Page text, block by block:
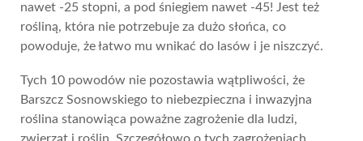
nawet -25 stopni, a pod śniegiem nawet -45! Jest też
rośliną, która nie potrzebuje za dużo słońca, co
powoduje, że łatwo mu wnikać do lasów i je niszczyć.
Tych 10 powodów nie pozostawia wątpliwości, że
Barszcz Sosnowskiego to niebezpieczna i inwazyjna
roślina stanowiąca poważne zagrożenie dla ludzi,